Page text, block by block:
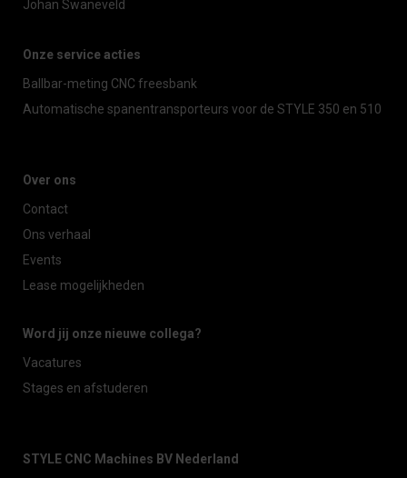
Johan Swaneveld
Onze service acties
Ballbar-meting CNC freesbank
Automatische spanentransporteurs voor de STYLE 350 en 510
Over ons
Contact
Ons verhaal
Events
Lease mogelijkheden
Word jij onze nieuwe collega?
Vacatures
Stages en afstuderen
STYLE CNC Machines BV Nederland